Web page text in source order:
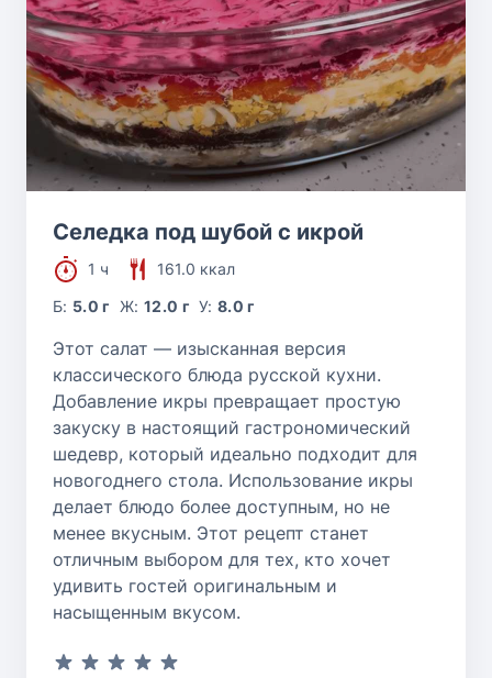
Селедка под шубой с икрой
1 ч
161.0 ккал
Б: 5.0 г Ж: 12.0 г У:8.0 г
Этот салат — изысканная версия
классического блюда русской кухни.
Добавление икры превращает простую
закуску в настоящий гастрономический
шедевр, который идеально подходит для
новогоднего стола. Использование икры
делает блюдо более доступным, но не
менее вкусным. Этот рецепт станет
отличным выбором для тех, кто хочет
удивить гостей оригинальным и
насыщенным вкусом.